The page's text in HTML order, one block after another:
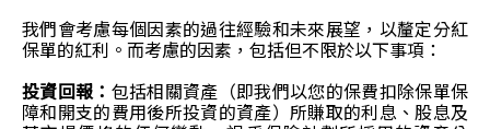
我們會考慮每個因素的過往經驗和未來展望，以釐定分紅
保單的紅利。而考慮的因素，包括但不限於以下事項：
投資回報： 包括相關資產（即我們以您的保費扣除保單保
障和開支的費用後所投資的資產）所賺取的利息、股息及